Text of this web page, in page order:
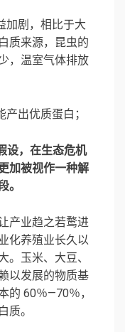
加剧，相比于大
质来源，昆虫的
，温室气体排放
出优质蛋白；
设，在生态危机
加被视作一种解
。
产业趋之若鹜进
化养殖业长久以
。玉米、大豆、
以发展的物质基
的 60％—70％，
质。